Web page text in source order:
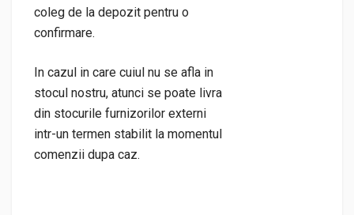
coleg de la depozit pentru o
confirmare.
In cazul in care cuiul nu se afla in
stocul nostru, atunci se poate livra
din stocurile furnizorilor externi
intr-un termen stabilit la momentul
comenzii dupa caz.